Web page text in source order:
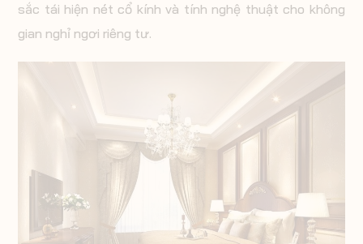
sắc tái hiện nét cổ kính và tính nghệ thuật cho không
gian nghỉ ngơi riêng tư.